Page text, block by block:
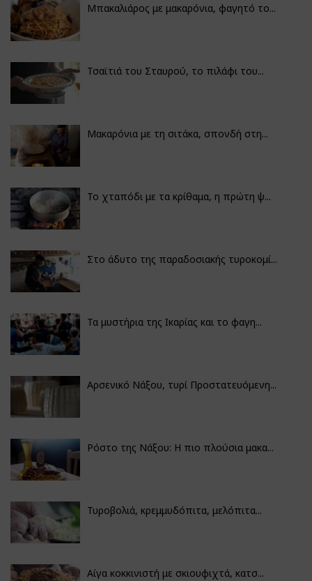
Μπακαλιάρος με μακαρόνια, φαγητό το...
Τσαϊτιά του Σταυρού, το πιλάφι του...
Μακαρόνια με τη σιτάκα, σπονδή στη...
Το χταπόδι με τα κρίθαμα, η πρώτη ψ...
Στο άδυτο της παραδοσιακής τυροκομί...
Τα μυστήρια της Ικαρίας και το φαγη...
Αρσενικό Νάξου, τυρί Προστατευόμενη...
Ρόστο της Νάξου: Η πιο πλούσια μακα...
Τυροβολιά, κρεμμυδόπιτα, μελόπιτα...
Αίγα κοκκινιστή με σκιουφιχτά, κατσ...